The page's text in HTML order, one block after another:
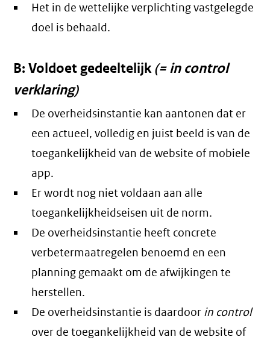
Het in de wettelijke verplichting vastgelegde
doel is behaald.
B: Voldoet gedeeltelijk(= in control
verklaring)
De overheidsinstantie kan aantonen dat er
een actueel, volledig en juist beeld is van de
toegankelijkheid van de website of mobiele
app.
Er wordt nog niet voldaan aan alle
toegankelijkheidseisen uit de norm.
De overheidsinstantie heeft concrete
verbetermaatregelen benoemd en een
planning gemaakt om de afwijkingen te
herstellen.
De overheidsinstantie is daardoor in control
over de toegankelijkheid van de website of